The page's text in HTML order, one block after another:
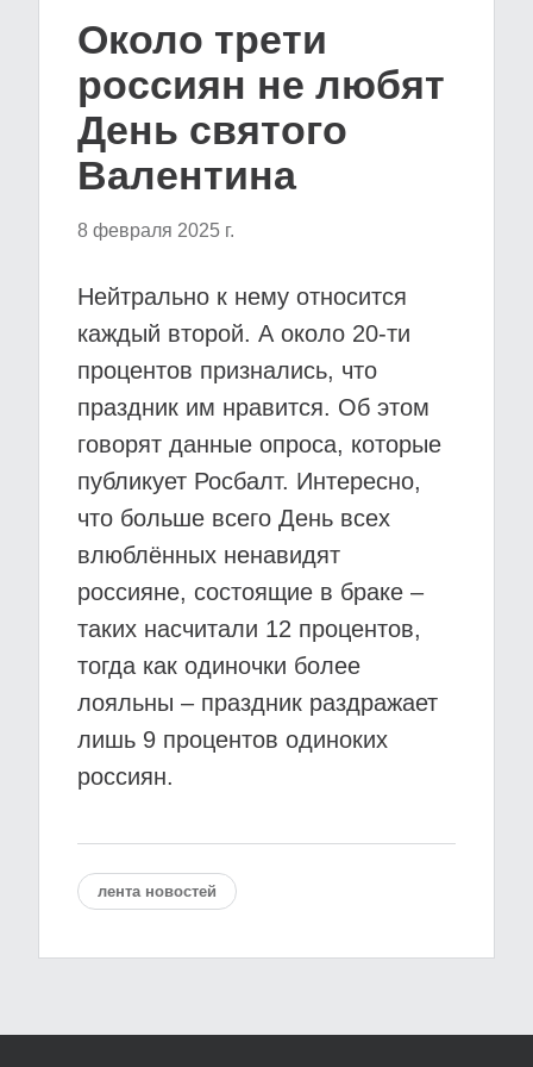
Около трети
россиян не любят
День святого
Валентина
8 февраля 2025 г.
Нейтрально к нему относится
каждый второй. А около 20-ти
процентов признались, что
праздник им нравится. Об этом
говорят данные опроса, которые
публикует Росбалт. Интересно,
что больше всего День всех
влюблённых ненавидят
россияне, состоящие в браке –
таких насчитали 12 процентов,
тогда как одиночки более
лояльны – праздник раздражает
лишь 9 процентов одиноких
россиян.
лента новостей